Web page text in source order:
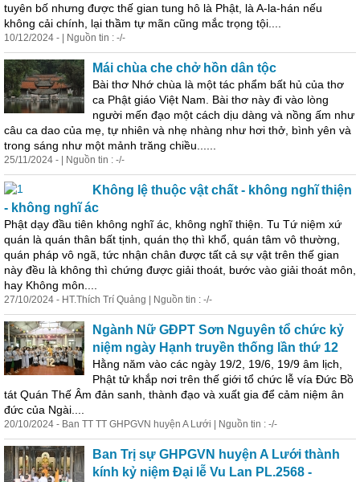
tuyên bố nhưng được thế gian tung hô là Phật, là A-la-hán nếu
không cải chính, lại thầm tự mãn cũng mắc trọng tội....
10/12/2024 - | Nguồn tin : -/-
Mái chùa che chở hồn dân tộc
Bài thơ Nhớ chùa là một tác phẩm bất hủ của thơ
ca Phật giáo Việt Nam. Bài thơ này đi vào lòng
người mến đạo một cách dịu dàng và nồng ấm như
câu ca dao của mẹ, tự nhiên và nhẹ nhàng như hơi thở, bình yên và
trong sáng như một mảnh trăng chiều......
25/11/2024 - | Nguồn tin : -/-
Không lệ thuộc vật chất - không nghĩ thiện
- không nghĩ ác
Phật dạy đầu tiên không nghĩ ác, không nghĩ thiện. Tu Tứ niệm xứ
quán là quán thân bất tịnh, quán thọ thì khổ, quán tâm vô thường,
quán pháp vô ngã, tức nhận chân được tất cả sự vật trên thế gian
này đều là không thì chứng được giải thoát, bước vào giải thoát môn,
hay Không môn....
27/10/2024 - HT.Thích Trí Quảng | Nguồn tin : -/-
Ngành Nữ GĐPT Sơn Nguyên tổ chức kỷ
niệm ngày Hạnh truyền thống lần thứ 12
Hằng năm vào các ngày 19/2, 19/6, 19/9 âm lịch,
Phật tử khắp nơi trên thế giới tổ chức lễ vía Đức Bồ
tát Quán Thế Âm đản sanh, thành đạo và xuất gia để cảm niệm ân
đức của Ngài....
20/10/2024 - Ban TT TT GHPGVN huyện A Lưới | Nguồn tin : -/-
Ban Trị sự GHPGVN huyện A Lưới thành
kính kỷ niệm Đại lễ Vu Lan PL.2568 -